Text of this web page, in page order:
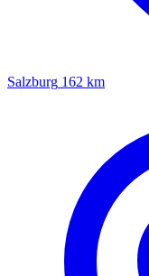
Salzburg 162 km